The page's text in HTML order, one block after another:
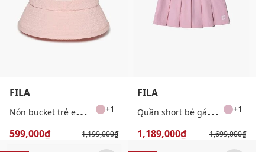
FILA
N
ón bucket trẻ em Detachable +1
599,000₫ 1,199,000₫
FILA
Q
uần short bé gái ống rộng Pleats Culotte +1
1,189,000₫ 1,699,000₫